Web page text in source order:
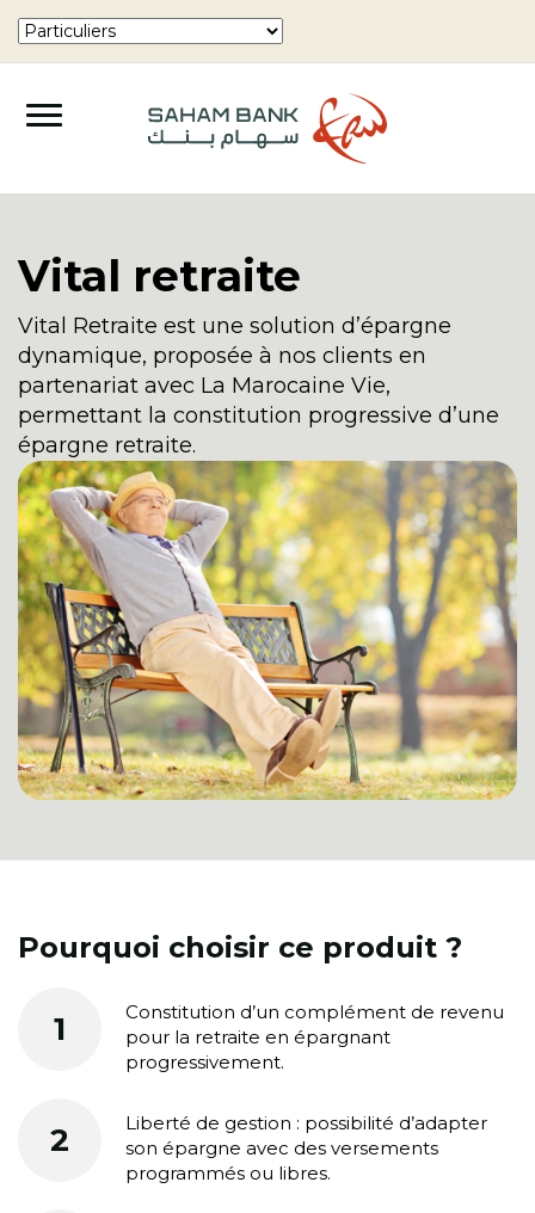
Vital retraite
Vital Retraite est une solution d’épargne
dynamique, proposée à nos clients en
partenariat avec La Marocaine Vie,
permettant la constitution progressive d’une
épargne retraite.
Pourquoi choisir ce produit ?
1
Constitution d’un complément de revenu
pour la retraite en épargnant
progressivement.
2
Liberté de gestion : possibilité d’adapter
son épargne avec des versements
programmés ou libres.